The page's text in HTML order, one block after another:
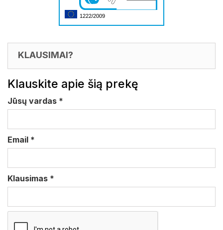
1222/2009
KLAUSIMAI?
Klauskite apie šią prekę
Jūsų vardas *
Email *
Klausimas *